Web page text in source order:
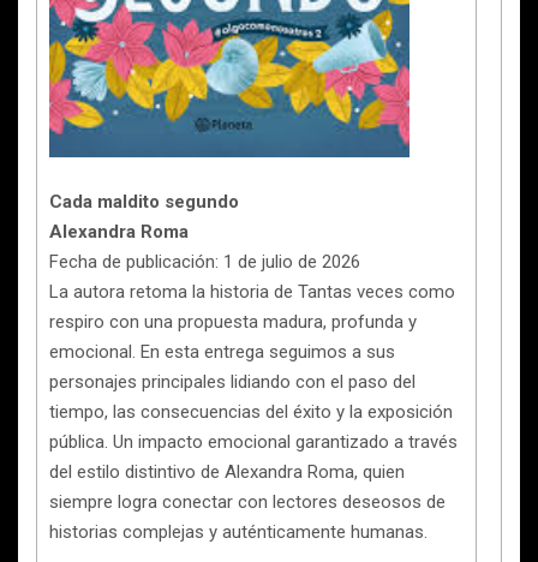
Cada maldito segundo
Alexandra Roma
Fecha de publicación: 1 de julio de 2026
La autora retoma la historia de Tantas veces como
respiro con una propuesta madura, profunda y
emocional. En esta entrega seguimos a sus
personajes principales lidiando con el paso del
tiempo, las consecuencias del éxito y la exposición
pública. Un impacto emocional garantizado a través
del estilo distintivo de Alexandra Roma, quien
siempre logra conectar con lectores deseosos de
historias complejas y auténticamente humanas.